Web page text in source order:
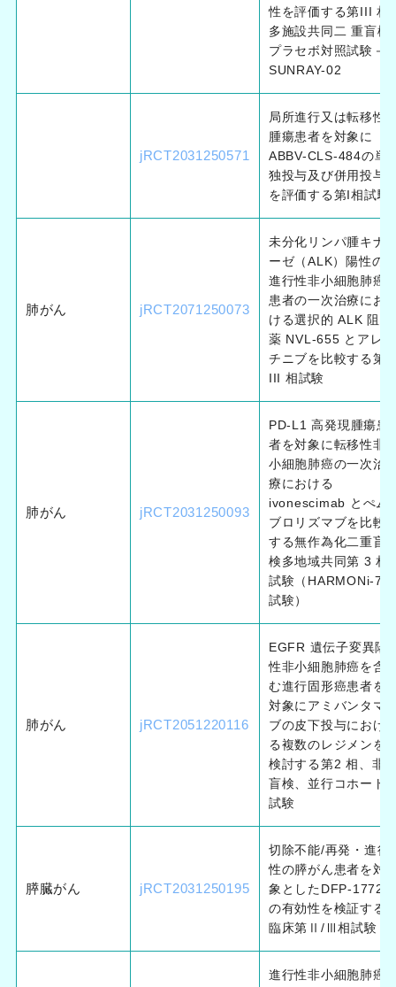
性を評価する第III 相
多施設共同二 重盲検
プラセボ対照試験－
SUNRAY-02
jRCT2031250571
局所進行又は転移性
腫瘍患者を対象に
ABBV-CLS-484の単
独投与及び併用投与
を評価する第I相試験
肺がん jRCT2071250073
未分化リンパ腫キナ
ーゼ（ALK）陽性の
進行性非小細胞肺癌
患者の一次治療にお
ける選択的 ALK 阻害
薬 NVL-655 とアレク
チニブを比較する第
III 相試験
肺がん jRCT2031250093
PD-L1 高発現腫瘍患
者を対象に転移性非
小細胞肺癌の一次治
療における
ivonescimab とぺム
ブロリズマブを比較
する無作為化二重盲
検多地域共同第 3 相
試験（HARMONi-7
試験）
肺がん jRCT2051220116
EGFR 遺伝子変異陽
性非小細胞肺癌を含
む進行固形癌患者を
対象にアミバンタマ
ブの皮下投与におけ
る複数のレジメンを
検討する第2 相、非
盲検、並行コホート
試験
膵臓がん jRCT2031250195
切除不能/再発・進行
性の膵がん患者を対
象としたDFP-17729
の有効性を検証する
臨床第Ⅱ/Ⅲ相試験
進行性非小細胞肺癌